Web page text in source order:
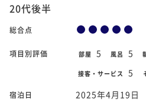
20代後半
総合点
項目別評価 部屋 5 風呂 5
接客・サービス 5
宿泊日 2025年4月19日